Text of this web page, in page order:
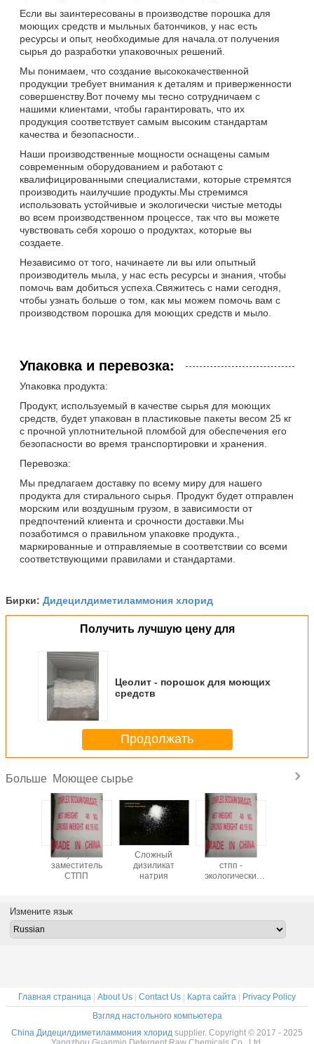
Если вы заинтересованы в производстве порошка для
моющих средств и мыльных батончиков, у нас есть
ресурсы и опыт, необходимые для начала.от получения
сырья до разработки упаковочных решений.
Мы понимаем, что создание высококачественной
продукции требует внимания к деталям и приверженности
совершенству.Вот почему мы тесно сотрудничаем с
нашими клиентами, чтобы гарантировать, что их
продукция соответствует самым высоким стандартам
качества и безопасности..
Наши производственные мощности оснащены самым
современным оборудованием и работают с
квалифицированными специалистами, которые стремятся
производить наилучшие продукты.Мы стремимся
использовать устойчивые и экологически чистые методы
во всем производственном процессе, так что вы можете
чувствовать себя хорошо о продуктах, которые вы
создаете.
Независимо от того, начинаете ли вы или опытный
производитель мыла, у нас есть ресурсы и знания, чтобы
помочь вам добиться успеха.Свяжитесь с нами сегодня,
чтобы узнать больше о том, как мы можем помочь вам с
производством порошка для моющих средств и мыло.
Упаковка и перевозка:
Упаковка продукта:
Продукт, используемый в качестве сырья для моющих
средств, будет упакован в пластиковые пакеты весом 25 кг
с прочной уплотнительной пломбой для обеспечения его
безопасности во время транспортировки и хранения.
Перевозка:
Мы предлагаем доставку по всему миру для нашего
продукта для стирального сырья. Продукт будет отправлен
морским или воздушным грузом, в зависимости от
предпочтений клиента и срочности доставки.Мы
позаботимся о правильном упаковке продукта.,
маркированные и отправляемые в соответствии со всеми
соответствующими правилами и стандартами.
Бирки: Дидецилдиметиламмония хлорид
Получить лучшую цену для
Цеолит - порошок для моющих
средств
Продолжать
Больше Моющее сырье
лучший
заместитель
СТПП
Сложный
дизиликат
натрия
Заместитель
стпп -
экологически
Измените язык
Главная страница | About Us | Contact Us | Карта сайта | Privacy Policy
Взгляд настольного компьютера
China Дидецилдиметиламмония хлорид supplier. Copyright © 2017 - 2025